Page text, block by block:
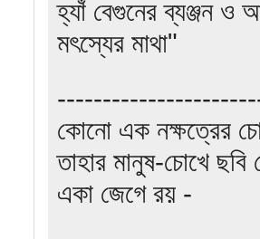
হ্যাঁ বেগুনের ব্যঞ্জন
মৎস্যের মাথা"
কোনো এক নক্ষত্রের
তাহার মানুষ-চোখে ছবি
একা জেগে রয় -